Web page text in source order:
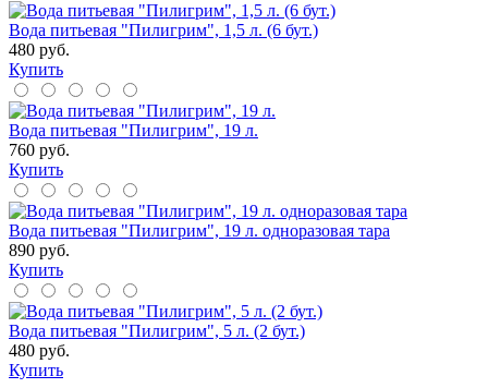
Вода питьевая "Пилигрим", 1,5 л. (6 бут.)
480 руб.
Купить
Вода питьевая "Пилигрим", 19 л.
760 руб.
Купить
Вода питьевая "Пилигрим", 19 л. одноразовая тара
890 руб.
Купить
Вода питьевая "Пилигрим", 5 л. (2 бут.)
480 руб.
Купить